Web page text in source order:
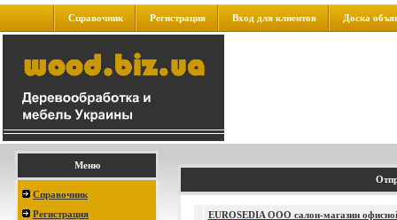
Справочник Регистрация Вход для клиентов Доска
Меню
Справочник
Регистрация
EUROSEDIA ООО салон-магазин